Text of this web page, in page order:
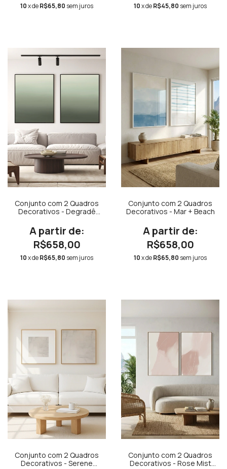
10x deR$65,80 sem juros 10x deR$45,80 sem juros
Conjunto com 2 Quadros
Decorativos - Degradê
Degradê Verde Militar
Díptico N.02
R$658,00
10x deR$65,80 sem juros
Conjunto com 2 Quadros
Decorativos - Mar + Beach
R$658,00
10x deR$65,80 sem juros
Conjunto com 2 Quadros
Decorativos - Serene
Conjunto com 2 Quadros
Decorativos - Rose Mist